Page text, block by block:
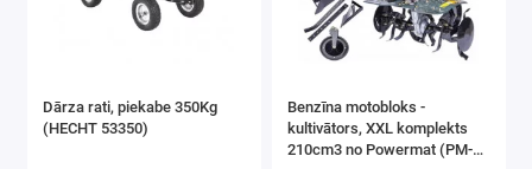
Dārza rati, piekabe 350Kg
(HECHT 53350)
Benzīna motobloks -
kultivātors, XXL komplekts
210cm3 no Powermat (PM-